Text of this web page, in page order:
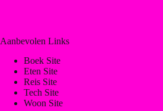
Aanbevolen Links
Boek Site
Eten Site
Reis Site
Tech Site
Woon Site